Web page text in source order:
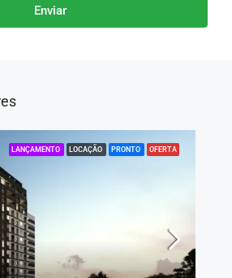
Enviar
LANÇAMENTO LOCAÇÃO PRONTO OFERTA